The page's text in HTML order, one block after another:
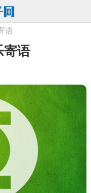
语
寄语